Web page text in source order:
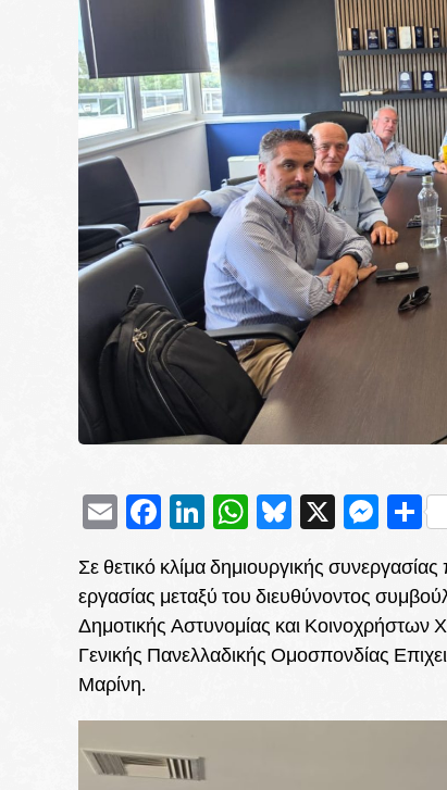
EmailFacebook
LinkedIn
WhatsApp
Bluesky
X
Σε θετικό κλίμα δημιουργικής
εργασίας μεταξύ του διευθύνοντος
Δημοτικής Αστυνομίας και Κοινοχρήστων
Γενικής Πανελλαδικής Ομοσπονδίας
Μαρίνη.